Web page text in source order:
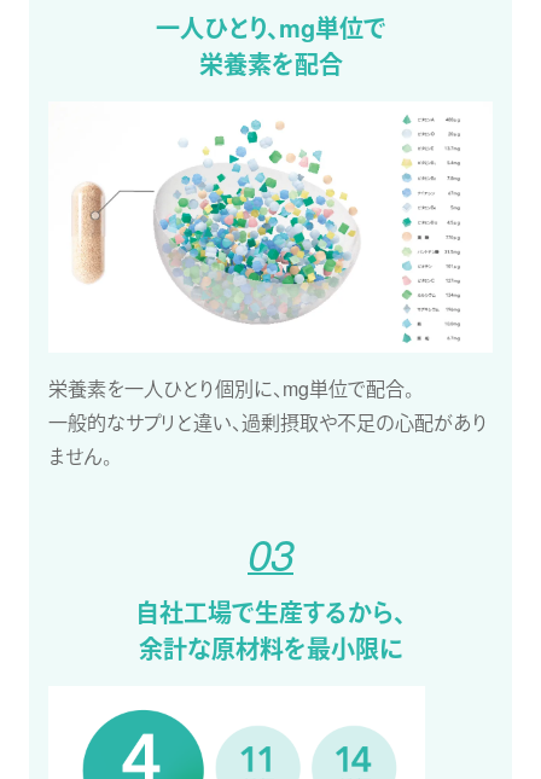
一人ひとり、mg単位で
栄養素を配合
栄養素を一人ひとり個別に、mg単位で配合。
一般的なサプリと違い、過剰摂取や不足の心配があり
ません。
03
自社工場で生産するから、
余計な原材料を最小限に